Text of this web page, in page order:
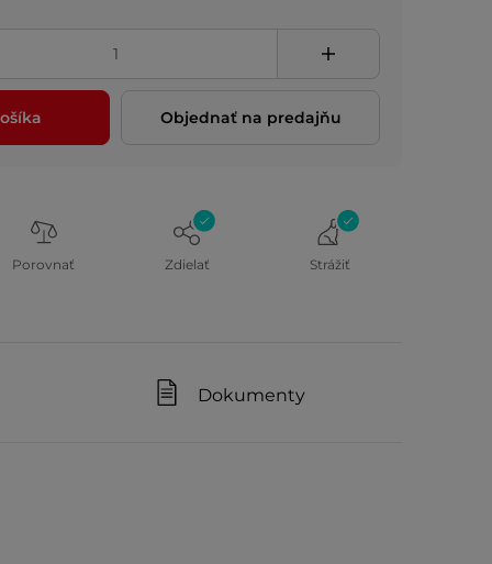
Objednať na predajňu
Porovnať Zdielať Strážiť
Dokumenty